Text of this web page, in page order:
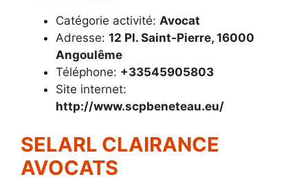
Catégorie activité: Avocat
Adresse: 12 Pl. Saint-Pierre, 16000
Angoulême
Téléphone: +33545905803
Site internet:
http://www.scpbeneteau.eu/
SELARL CLAIRANCE
AVOCATS